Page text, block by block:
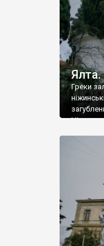
Ялта.
Греки
Ніжин